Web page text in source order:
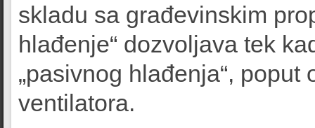
skladu sa građevinskim
hlađenje“ dozvoljava tek
„pasivnog hlađenja“,
ventilatora.